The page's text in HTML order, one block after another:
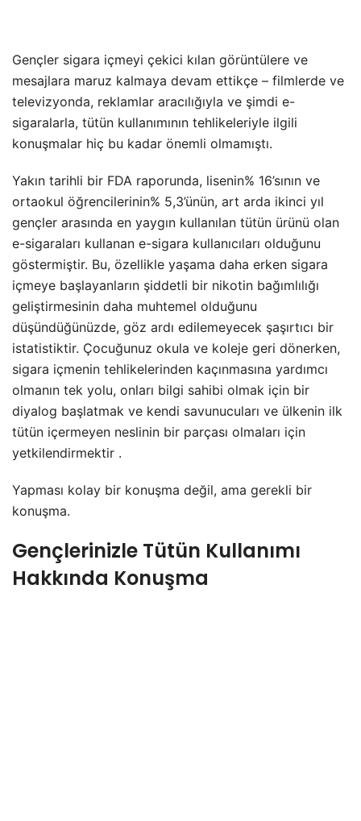
Gençler sigara içmeyi çekici kılan görüntülere ve
mesajlara maruz kalmaya devam ettikçe – filmlerde ve
televizyonda, reklamlar aracılığıyla ve şimdi e-
sigaralarla, tütün kullanımının tehlikeleriyle ilgili
konuşmalar hiç bu kadar önemli olmamıştı.
Yakın tarihli bir FDA raporunda, lisenin% 16’sının ve
ortaokul öğrencilerinin% 5,3’ünün, art arda ikinci yıl
gençler arasında en yaygın kullanılan tütün ürünü olan
e-sigaraları kullanan e-sigara kullanıcıları olduğunu
göstermiştir. Bu, özellikle yaşama daha erken sigara
içmeye başlayanların şiddetli bir nikotin bağımlılığı
geliştirmesinin daha muhtemel olduğunu
düşündüğünüzde, göz ardı edilemeyecek şaşırtıcı bir
istatistiktir. Çocuğunuz okula ve koleje geri dönerken,
sigara içmenin tehlikelerinden kaçınmasına yardımcı
olmanın tek yolu, onları bilgi sahibi olmak için bir
diyalog başlatmak ve kendi savunucuları ve ülkenin ilk
tütün içermeyen neslinin bir parçası olmaları için
yetkilendirmektir .
Yapması kolay bir konuşma değil, ama gerekli bir
konuşma.
Gençlerinizle Tütün Kullanımı
Hakkında Konuşma